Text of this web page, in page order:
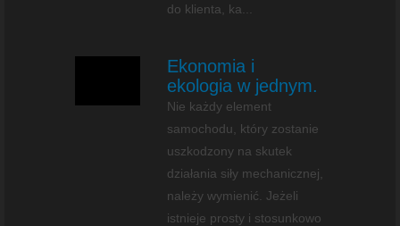
do klienta, ka...
Ekonomia i
ekologia w jednym.
Nie każdy element
samochodu, który zostanie
uszkodzony na skutek
działania siły mechanicznej,
należy wymienić. Jeżeli
istnieje prosty i stosunkowo